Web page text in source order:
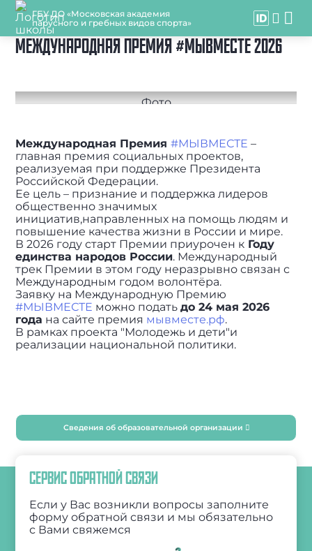
ГБУ ДО «Московская академия
парусного и гребных видов спорта»
МЕЖДУНАРОДНАЯ ПРЕМИЯ #МЫВМЕСТЕ 2026
Международная Премия #МЫВМЕСТЕ –
главная премия социальных проектов,
реализуемая при поддержке Президента
Российской Федерации.
Ее цель – признание и поддержка лидеров
общественно значимых
инициатив,направленных на помощь людям и
повышение качества жизни в России и мире.
В 2026 году старт Премии приурочен кГоду
единства народов России. Международный
трек Премии в этом году неразрывно связан с
Международным годом волонтёра.
Заявку на Международную Премию
#МЫВМЕСТЕ можно подать до 24 мая 2026
года на сайте премия мывместе.рф.
В рамках проекта "Молодежь и дети"и
реализации национальной политики.
Сведения об образовательной организации
СЕРВИС ОБРАТНОЙ СВЯЗИ
Если у Вас возникли вопросы заполните
форму обратной связи и мы обязательно
с Вами свяжемся